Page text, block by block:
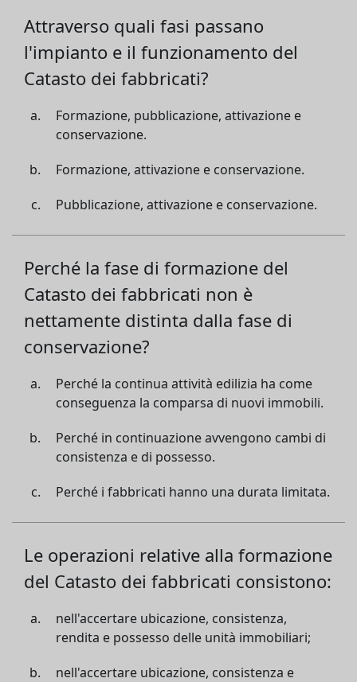
Attraverso quali fasi passano
l'impianto e il funzionamento del
Catasto dei fabbricati?
Formazione, pubblicazione, attivazione e
conservazione.
Formazione, attivazione e conservazione.
Pubblicazione, attivazione e conservazione.
Perché la fase di formazione del
Catasto dei fabbricati non è
nettamente distinta dalla fase di
conservazione?
Perché la continua attività edilizia ha come
conseguenza la comparsa di nuovi immobili.
Perché in continuazione avvengono cambi di
consistenza e di possesso.
Perché i fabbricati hanno una durata limitata.
Le operazioni relative alla formazione
del Catasto dei fabbricati consistono:
nell'accertare ubicazione, consistenza,
rendita e possesso delle unità immobiliari;
nell'accertare ubicazione, consistenza e